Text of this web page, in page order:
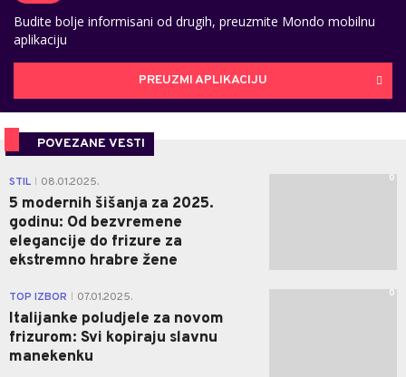
Budite bolje informisani od drugih, preuzmite Mondo mobilnu
aplikaciju
PREUZMI APLIKACIJU
POVEZANE VESTI
STIL 08.01.2025.
5 modernih šišanja za 2025.
godinu: Od bezvremene
elegancije do frizure za
ekstremno hrabre žene
0
TOP IZBOR 07.01.2025.
Italijanke poludjele za novom
frizurom: Svi kopiraju slavnu
manekenku
0